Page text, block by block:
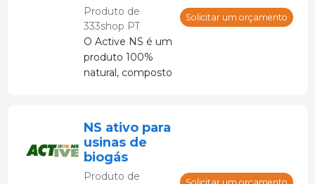
Produto de
333shop PT
O Active NS é um
produto 100%
natural, composto
minerais argilosos
pré-processados.
Essa combinação
única confere ao
Solicitar um orçamento
NS ativo para
usinas de
biogás
Produto de
Solicitar um orçamento